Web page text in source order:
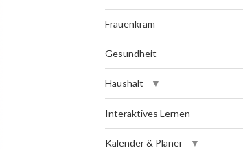
Frauenkram
Gesundheit
Haushalt
Interaktives Lernen
Kalender & Planer